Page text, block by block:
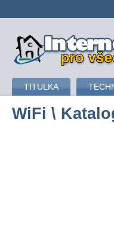
připojení k
TITULKA
WiFi \